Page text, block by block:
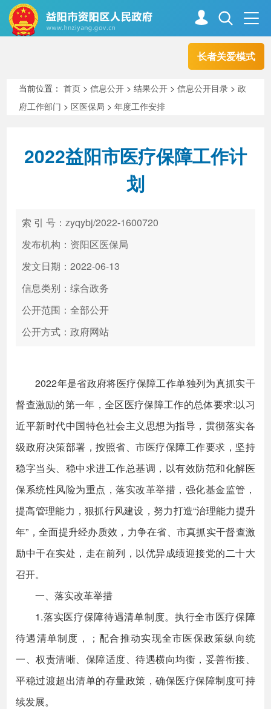
长者关爱模式
走进资阳
新闻中心 解读回应
政务服务
高效办成一件事
当前位置：首页 >信息公开 >结果公开 >信息公开目录 >政
府工作部门 > 区医保局 >年度工作安排
2022益阳市医疗保障工作计
划
索 引 号：zyqybj/2022-1600720
发布机构：资阳区医保局
发文日期：2022-06-13
信息类别：综合政务
公开范围：全部公开
公开方式：政府网站
2022年是省政府将医疗保障工作单独列为真抓实干
督查激励的第一年，全区医疗保障工作的总体要求:以习
近平新时代中国特色社会主义思想为指导，贯彻落实各
级政府决策部署，按照省、市医疗保障工作要求，坚持
稳字当头、稳中求进工作总基调，以有效防范和化解医
保系统性风险为重点，落实改革举措，强化基金监管，
提高管理能力，狠抓行风建设，努力打造“治理能力提升
年”，全面提升经办质效，力争在省、市真抓实干督查激
励中干在实处，走在前列，以优异成绩迎接党的二十大
召开。
一、落实改革举措
1.落实医疗保障待遇清单制度。执行全市医疗保障
待遇清单制度，；配合推动实现全市医保政策纵向统
一、权责清晰、保障适度、待遇横向均衡，妥善衔接、
平稳过渡超出清单的存量政策，确保医疗保障制度可持
续发展。